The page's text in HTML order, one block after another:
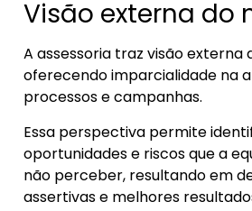
Visão externa do
A assessoria traz visão externa
oferecendo imparcialidade na
processos e campanhas.
Essa perspectiva permite
oportunidades e riscos que a
não perceber, resultando em
assertivas e melhores